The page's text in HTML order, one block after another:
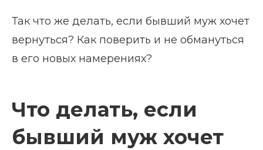
Так что же делать, если бывший муж хочет
вернуться? Как поверить и не обмануться
в его новых намерениях?
Что делать, если
бывший муж хочет